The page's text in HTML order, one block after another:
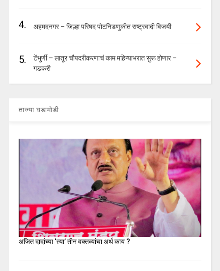
4. अहमदनगर – जिल्हा परिषद पोटनिडणुकीत राष्ट्रवादी विजयी
5.
टेंभुर्णी – लातूर चौपदरीकरणाचं काम महिन्याभरात सुरू होणार –
गडकरी
ताज्या घडामोडी
अजित दादांच्या ‘त्या’ तीन वक्तव्यांचा अर्थ काय ?